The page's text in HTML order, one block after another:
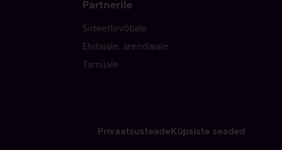
Partnerile
Sideettevõtjale
Ehitajale, arendajale
Tarnijale
PrivaatsusteadeKüpsiste seaded